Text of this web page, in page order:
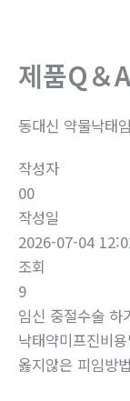
제품Q＆A
동대신 약물낙태
작성자
00
작성일
2026-07-04
조회
9
임신 중절수술 하
낙태약미프진비
옳지않은 피임방